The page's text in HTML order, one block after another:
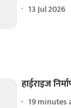
13 Jul 2026
हाईराइज
19 minutes